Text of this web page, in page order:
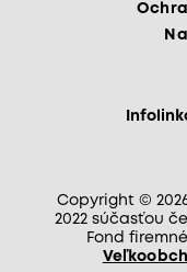
Copyright ©
2022 súčasťou
Fond